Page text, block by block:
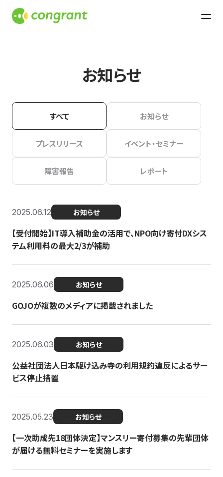
お知らせ
すべて お知らせ
プレスリリース イベント・セミナー
障害報告 レポート
2025.06.12 お知らせ
【受付開始】IT導入補助金の活用で、NPO向け寄付DXシス
テム利用料の最大2/3が補助
2025.06.06 お知らせ
GOJOが複数のメディアに掲載されました
2025.06.03 お知らせ
公益社団法人日本駆け込み寺の利用規約違反によるサー
ビス停止措置
2025.05.23 お知らせ
【一次助成先18団体決定】マンスリー寄付募集の先輩団体
が届ける無料セミナーを実施します